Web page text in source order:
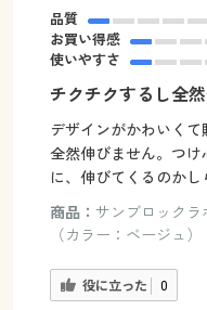
品質
お買い得感
使いやすさ
チクチクするし全
デザインがかわいく
全然伸びません。つ
に、伸びてくるのかし
商品： サンブロック
（カラー：ベージュ）
役に立った 0